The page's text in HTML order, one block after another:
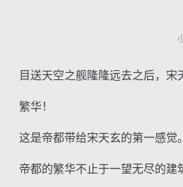
目送天空之舰隆隆远去之后，宋天
繁华！
这是帝都带给宋天玄的第一感觉。
帝都的繁华不止于一望无尽的建筑